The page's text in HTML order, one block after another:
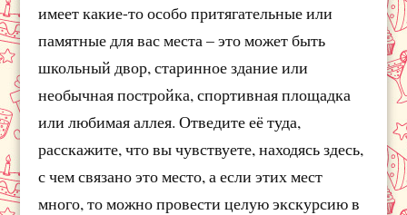
имеет какие-то особо притягательные или
памятные для вас места – это может быть
школьный двор, старинное здание или
необычная постройка, спортивная площадка
или любимая аллея. Отведите её туда,
расскажите, что вы чувствуете, находясь здесь,
с чем связано это место, а если этих мест
много, то можно провести целую экскурсию в